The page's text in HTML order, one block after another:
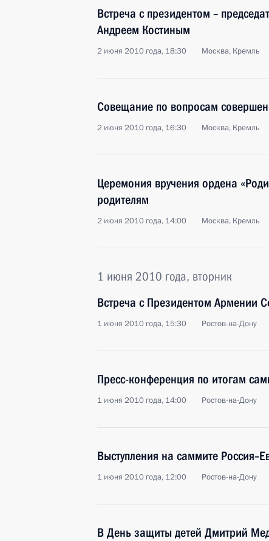
Встреча с президентом –
Андреем Костиным
2 июня 2010 года, 18:30 Москва, Кремль
Совещание по вопросам
2 июня 2010 года, 16:30 Москва, Кремль
Церемония вручения ордена
родителям
2 июня 2010 года, 14:00 Москва, Кремль
1 июня 2010 года, вторник
Встреча с Президентом Армении
1 июня 2010 года, 15:30 Ростов-на-Дону
Пресс-конференция по итогам
1 июня 2010 года, 14:00 Ростов-на-Дону
Выступления на саммите
1 июня 2010 года, 12:00 Ростов-на-Дону
В День защиты детей Дмитрий